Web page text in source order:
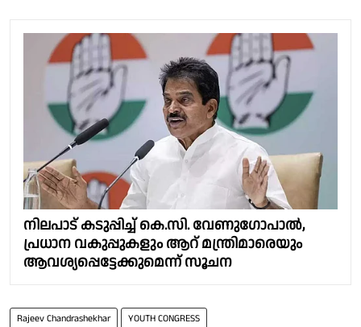
നിലപാട് കടുപ്പിച്ച് കെ.സി. വേണുഗോപാൽ,
പ്രധാന വകുപ്പുകളും ആറ് മന്ത്രിമാരെയും
ആവശ്യപ്പെട്ടേക്കുമെന്ന് സൂചന
Rajeev Chandrashekhar YOUTH CONGRESS